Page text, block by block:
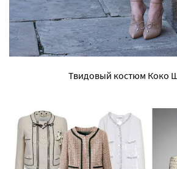
Твидовый костюм Коко